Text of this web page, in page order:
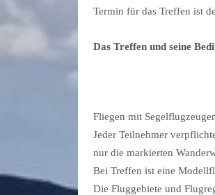
Termin für das Treffen ist
Das Treffen und seine
Fliegen mit
Jeder Teilnehmer
nur die markierten
Bei Treffen ist eine
Die Fluggebiete und